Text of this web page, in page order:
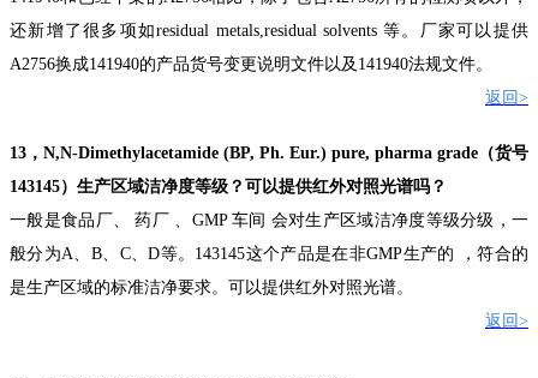
还新增了很多项如residual metals,residual solvents等。厂家可以 提供
A2756换成141940的产品货号变更说明文件以及 141940法规文件。
返回>
13 ， N,N-Dimethylacetamide (BP, Ph. Eur.) pure, pharma grade （货号
143145）生产区域洁净度等级？可以提供红外对照光谱吗？
一般是食品厂、
药厂 、 GMP 车间 会对生产区域洁净度等级分级，一
般分为A、 B、 C、D等。 143145这个产品是在非GMP生产的
，符合的
是生产区域的标准洁净要求。 可以提供红外对照光谱。
返回>